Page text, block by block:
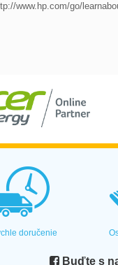
www.hp.com/go/
doručenie
Buďte s